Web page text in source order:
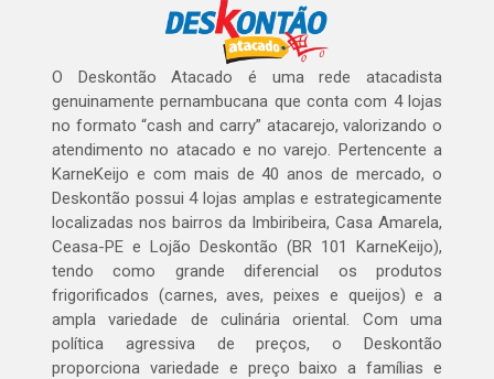
O Deskontão Atacado é uma rede atacadista
genuinamente pernambucana que conta com 4 lojas
no formato “cash and carry” atacarejo, valorizando o
atendimento no atacado e no varejo. Pertencente a
KarneKeijo e com mais de 40 anos de mercado, o
Deskontão possui 4 lojas amplas e estrategicamente
localizadas nos bairros da Imbiribeira, Casa Amarela,
Ceasa-PE e Lojão Deskontão (BR 101 KarneKeijo),
tendo como grande diferencial os produtos
frigorificados (carnes, aves, peixes e queijos) e a
ampla variedade de culinária oriental. Com uma
política agressiva de preços, o Deskontão
proporciona variedade e preço baixo a famílias e